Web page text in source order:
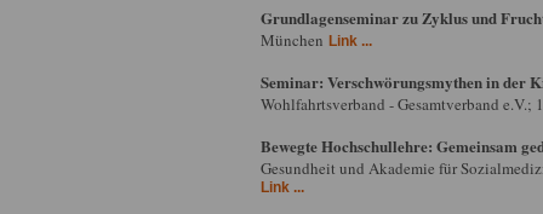
Grundlagenseminar zu Zyklus und
München Link ...
Seminar: Verschwörungsmythen in der
Wohlfahrtsverband - Gesamtverband
Bewegte Hochschullehre: Gemeinsam
Gesundheit und Akademie für
Link ...